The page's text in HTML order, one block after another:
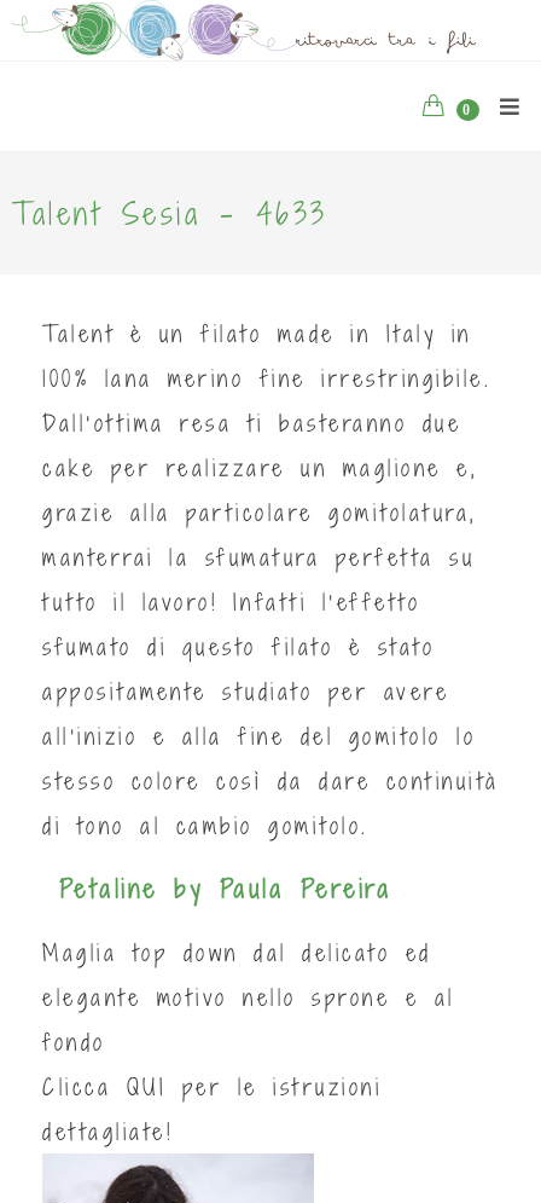
0
Talent Sesia - 4633
Talent è un filato made in Italy in
100% lana merino fine irrestringibile.
Dall'ottima resa ti basteranno due
cake per realizzare un maglione e,
grazie alla particolare gomitolatura,
manterrai la sfumatura perfetta su
tutto il lavoro! Infatti l’effetto
sfumato di questo filato è stato
appositamente studiato per avere
all’inizio e alla fine del gomitolo lo
stesso colore così da dare continuità
di tono al cambio gomitolo.
Petaline by Paula Pereira
Maglia top down dal delicato ed
elegante motivo nello sprone e al
fondo
Clicca QUI
per le istruzioni
dettagliate!